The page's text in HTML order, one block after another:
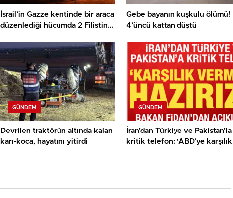
İsrail’in Gazze kentinde bir araca
düzenlediği hücumda 2 Filistinli
Gebe bayanın kuşkulu ölümü!
4’üncü kattan düştü
GÜNDEM
Devrilen traktörün altında kalan
karı-koca, hayatını yitirdi
GÜNDEM
İran’dan Türkiye ve Pakistan’la
kritik telefon: ‘ABD’ye karşılık